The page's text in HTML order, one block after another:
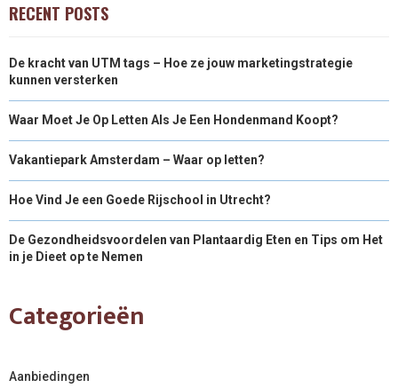
RECENT POSTS
De kracht van UTM tags – Hoe ze jouw marketingstrategie
kunnen versterken
Waar Moet Je Op Letten Als Je Een Hondenmand Koopt?
Vakantiepark Amsterdam – Waar op letten?
Hoe Vind Je een Goede Rijschool in Utrecht?
De Gezondheidsvoordelen van Plantaardig Eten en Tips om Het
in je Dieet op te Nemen
Categorieën
Aanbiedingen